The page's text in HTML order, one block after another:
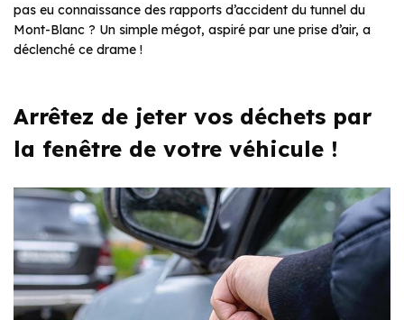
pas eu connaissance des rapports d’accident du tunnel du
Mont-Blanc ? Un simple mégot, aspiré par une prise d’air, a
déclenché ce drame !
Arrêtez de jeter vos déchets par
la fenêtre de votre véhicule !